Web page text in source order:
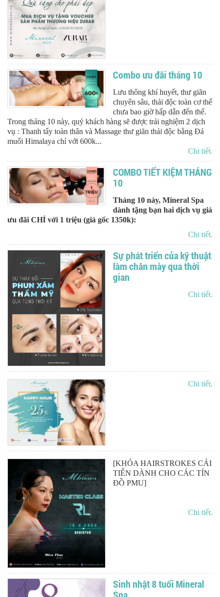
Combo ưu đãi tháng 10
Lưu thông khí huyết, thư giãn
chuyên sâu, thải độc toàn cơ thể
chưa bao giờ hấp dẫn đến thế.
Trong tháng 10 này, quý khách hàng sẽ được trải nghiệm 2 dịch
vụ : Thanh tẩy toàn thân và Massage thư giãn thải độc bằng Đá
muối Himalaya chỉ với 600k...
Chi tiết.
COMBO TIẾT KIỆM THÁNG
10
Tháng 10 này, Mineral Spa
dành tặng bạn hai dịch vụ giá
ưu đãi CHỈ với 1 triệu (giá gốc 1350k):
Chi tiết.
Sự phát triển của kỹ thuật
làm chân mày qua thời
gian
Chi tiết.
Chi tiết.
[KHÓA HAIRSTROKES CẢI
TIẾN DÀNH CHO CÁC TÍN
ĐỒ PMU]
Chi tiết.
Sinh nhật 8 tuổi Mineral
Spa